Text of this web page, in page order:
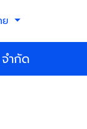
ย
ำกัด